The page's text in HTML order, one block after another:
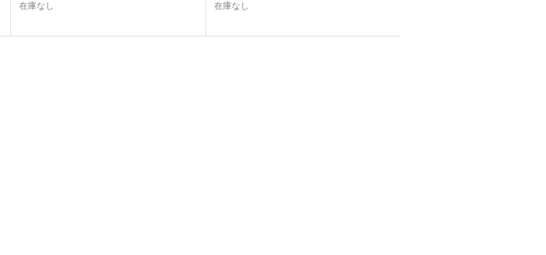
在庫なし 在庫なし